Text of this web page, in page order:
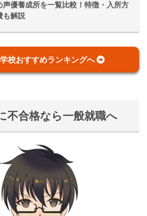
声優養成所を一覧比較！特徴・入所方
も解説
校おすすめランキングへ
不合格なら一般就職へ